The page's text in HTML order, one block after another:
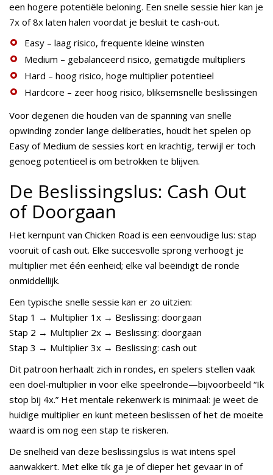
een hogere potentiële beloning. Een snelle sessie hier kan je
7x of 8x laten halen voordat je besluit te cash‑out.
Easy – laag risico, frequente kleine winsten
Medium – gebalanceerd risico, gematigde multipliers
Hard – hoog risico, hoge multiplier potentieel
Hardcore – zeer hoog risico, bliksemsnelle beslissingen
Voor degenen die houden van de spanning van snelle
opwinding zonder lange deliberaties, houdt het spelen op
Easy of Medium de sessies kort en krachtig, terwijl er toch
genoeg potentieel is om betrokken te blijven.
De Beslissingslus: Cash Out
of Doorgaan
Het kernpunt van Chicken Road is een eenvoudige lus: stap
vooruit of cash out. Elke succesvolle sprong verhoogt je
multiplier met één eenheid; elke val beëindigt de ronde
onmiddellijk.
Een typische snelle sessie kan er zo uitzien:
Stap 1 → Multiplier 1x → Beslissing: doorgaan
Stap 2 → Multiplier 2x → Beslissing: doorgaan
Stap 3 → Multiplier 3x → Beslissing: cash out
Dit patroon herhaalt zich in rondes, en spelers stellen vaak
een doel‑multiplier in voor elke speelronde—bijvoorbeeld “Ik
stop bij 4x.” Het mentale rekenwerk is minimaal: je weet de
huidige multiplier en kunt meteen beslissen of het de moeite
waard is om nog een stap te riskeren.
De snelheid van deze beslissingslus is wat intens spel
aanwakkert. Met elke tik ga je of dieper het gevaar in of